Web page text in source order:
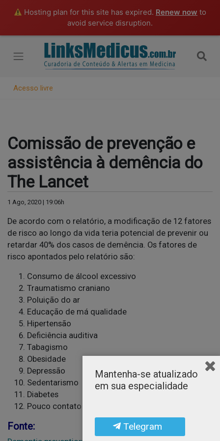
Hosting plan for this site has expired. Renew now to
avoid service disruption.
Acesso livre
Comissão de prevenção e
assistência à demência do
The Lancet
1 Ago, 2020 | 19:06h
De acordo com o relatório, a modificação de 12 fatores
de risco ao longo da vida teria potencial de prevenir ou
retardar 40% dos casos de demência. Os fatores de
risco apontados pelo relatório são:
Consumo de álcool excessivo
Traumatismo craniano
Poluição do ar
Educação de má qualidade
Hipertensão
Deficiência auditiva
Tabagismo
Obesidade
Depressão
Sedentarismo
Diabetes
Pouco contato social
Fonte:
Mantenha-se atualizado
em sua especialidade
Telegram